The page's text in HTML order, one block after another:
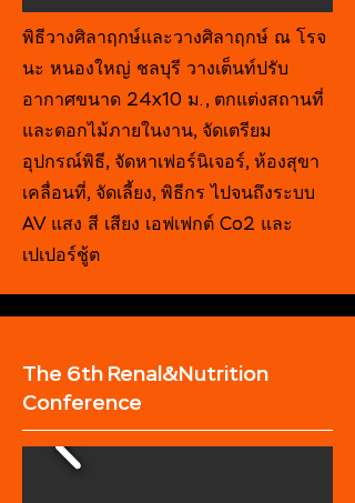
พิธีวางศิลาฤกษ์และวางศิลาฤกษ์ ณ โรจ
นะ หนองใหญ่ ชลบุรี วางเต็นท์ปรับ
อากาศขนาด 24x10 ม., ตกแต่งสถานที่
และดอกไม้ภายในงาน, จัดเตรียม
อุปกรณ์พิธี, จัดหาเฟอร์นิเจอร์, ห้องสุขา
เคลื่อนที่, จัดเลี้ยง, พิธีกร ไปจนถึงระบบ
AV แสง สี เสียง เอฟเฟกต์ Co2 และ
เปเปอร์ชู้ต
The 6th Renal&Nutrition
Conference